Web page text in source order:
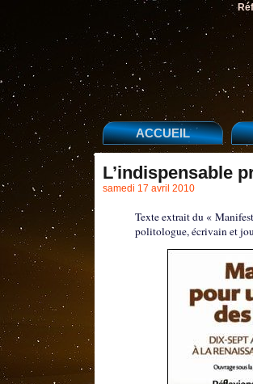
ACCUEIL
L’indispensable
samedi 17 avril 2010
Texte extrait du «
politologue, écrivain et